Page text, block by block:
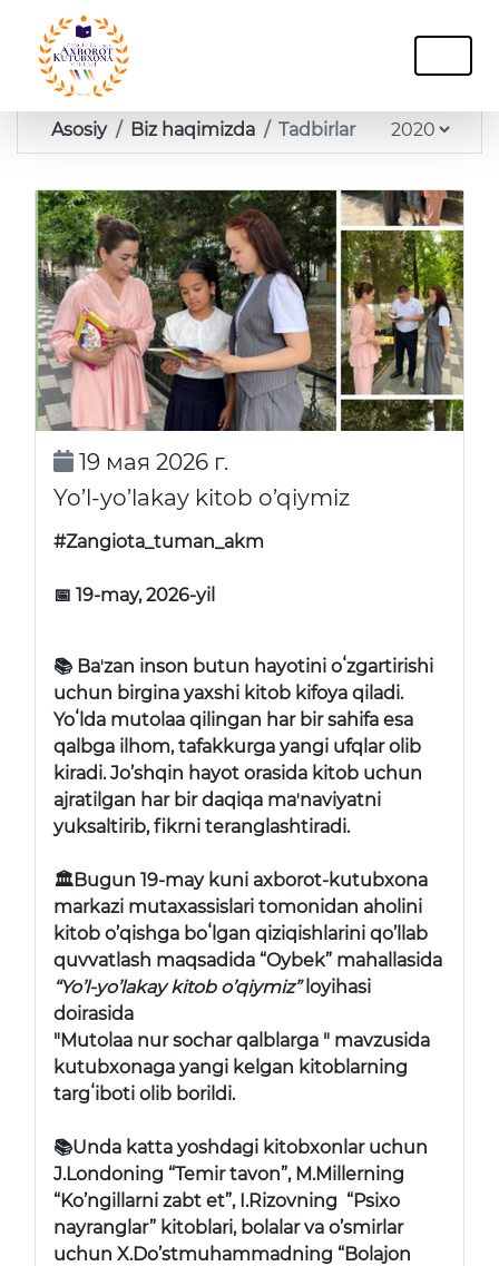
Asosiy Biz haqimizda Tadbirlar
19 мая 2026 г.
Yo’l-yo’lakay kitob o’qiymiz
#Zangiota_tuman_akm
📅 19-may, 2026-yil
📚 Baʼzan inson butun hayotini oʻzgartirishi
uchun birgina yaxshi kitob kifoya qiladi.
Yoʻlda mutolaa qilingan har bir sahifa esa
qalbga ilhom, tafakkurga yangi ufqlar olib
kiradi. Jo’shqin hayot orasida kitob uchun
ajratilgan har bir daqiqa maʼnaviyatni
yuksaltirib, fikrni teranglashtiradi.
🏛Bugun 19-may kuni axborot-kutubxona
markazi mutaxassislari tomonidan aholini
kitob o’qishga boʻlgan qiziqishlarini qo’llab
quvvatlash maqsadida “Oybek” mahallasida
“Yo’l-yo’lakay kitob o’qiymiz”loyihasi
doirasida
"Mutolaa nur sochar qalblarga " mavzusida
kutubxonaga yangi kelgan kitoblarning
targʻiboti olib borildi.
📚Unda katta yoshdagi kitobxonlar uchun
J.Londoning “Temir tavon”, M.Millerning
“Ko’ngillarni zabt et”, I.Rizovning “Psixo
nayranglar” kitoblari, bolalar va o’smirlar
uchun X.Do’stmuhammadning “Bolajon